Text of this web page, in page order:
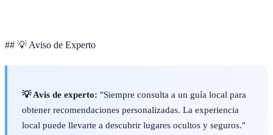
## 💡 Aviso de Experto
💡 Avis de experto: "Siempre consulta a un guía local para
obtener recomendaciones personalizadas. La experiencia
local puede llevarte a descubrir lugares ocultos y seguros."